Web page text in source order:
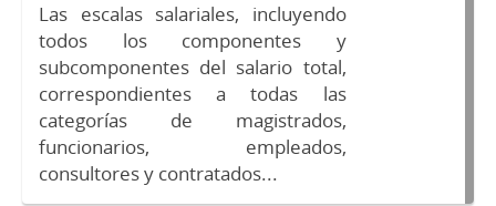
Las escalas salariales, incluyendo
todos los componentes y
subcomponentes del salario total,
correspondientes a todas las
categorías de magistrados,
funcionarios, empleados,
consultores y contratados...